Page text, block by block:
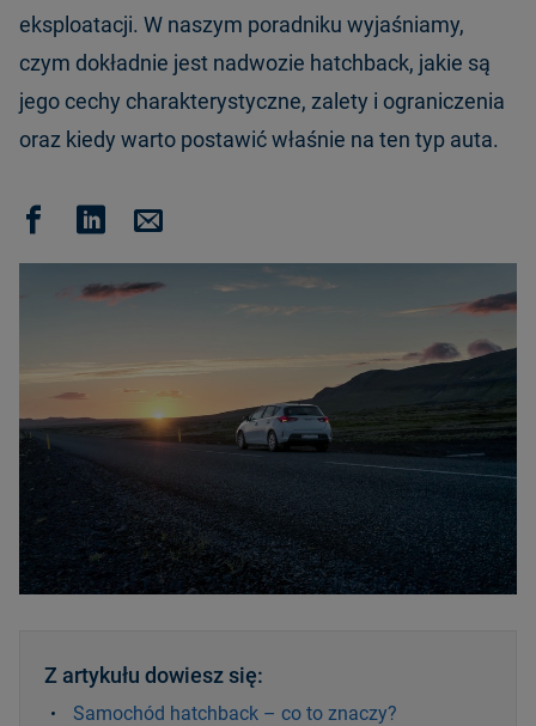
eksploatacji. W naszym poradniku wyjaśniamy,
czym dokładnie jest nadwozie hatchback, jakie są
jego cechy charakterystyczne, zalety i ograniczenia
oraz kiedy warto postawić właśnie na ten typ auta.
Z artykułu dowiesz się:
Samochód hatchback – co to znaczy?